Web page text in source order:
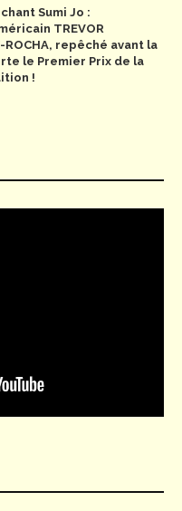
Sumi Jo :
TREVOR
ROCHA, repêché avant la
le Premier Prix de la
!